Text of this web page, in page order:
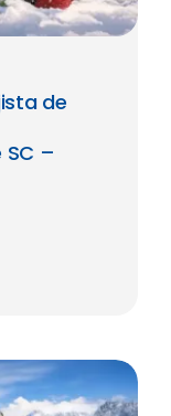
de
–